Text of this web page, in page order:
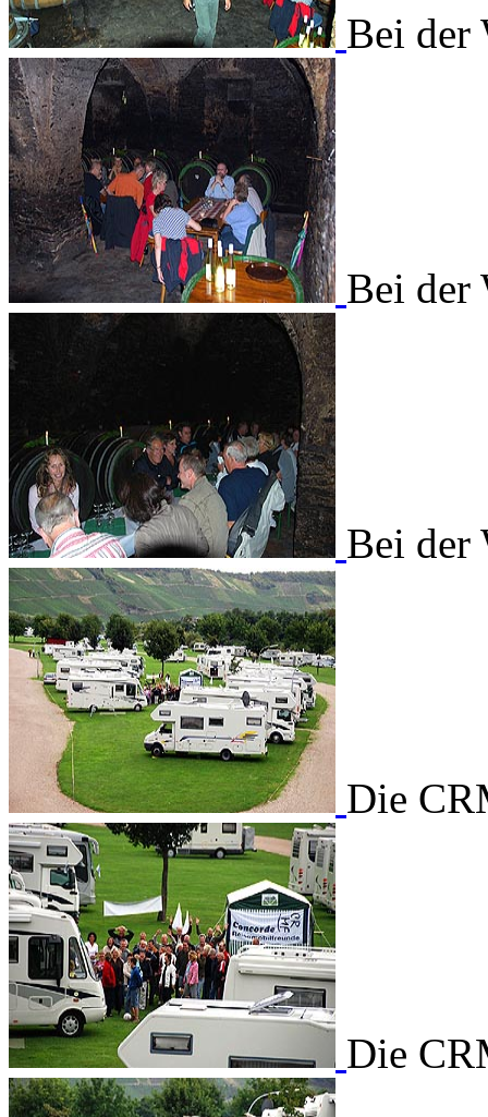
Bei der
Bei der
Bei der
Die
Die